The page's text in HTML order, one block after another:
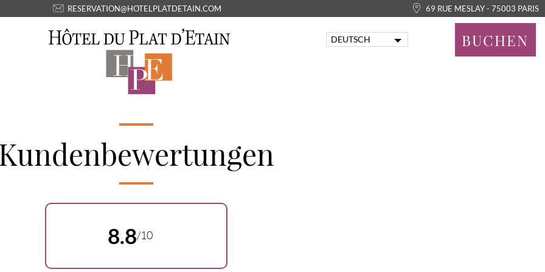
RESERVATION@HOTELPLATDETAIN.COM 69 RUE MESLAY - 75003 PARIS
DEUTSCH
BUCHEN
Kundenbewertungen
8.8/10